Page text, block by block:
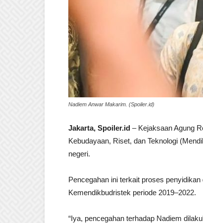
Nadiem Anwar Makarim. (Spoiler.id)
Jakarta, Spoiler.id – Kejaksaan Agung
Kebudayaan, Riset, dan Teknologi
negeri.
Pencegahan ini terkait proses
Kemendikbudristek periode 2019–2022.
“Iya, pencegahan terhadap Nadiem